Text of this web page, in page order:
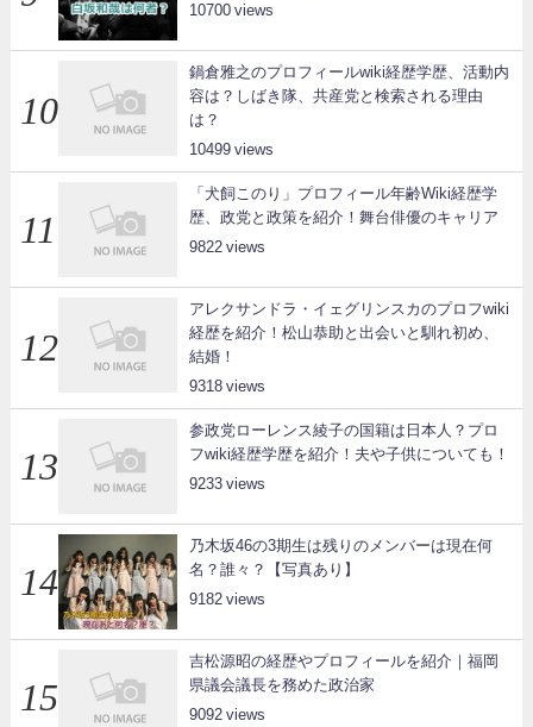
10700
鍋倉雅之のプロフィールwiki経歴学歴、活動内
容は？しばき隊、共産党と検索される理由
は？
10499
「犬飼このり」プロフィール年齢Wiki経歴学
歴、政党と政策を紹介！舞台俳優のキャリア
9822
アレクサンドラ・イェグリンスカのプロフwiki
経歴を紹介！松山恭助と出会いと馴れ初め、
結婚！
9318
参政党ローレンス綾子の国籍は日本人？プロ
フwiki経歴学歴を紹介！夫や子供についても！
9233
乃木坂46の3期生は残りのメンバーは現在何
名？誰々？【写真あり】
9182
吉松源昭の経歴やプロフィールを紹介｜福岡
県議会議長を務めた政治家
9092